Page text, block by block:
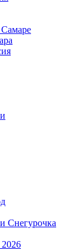
Снегурочка